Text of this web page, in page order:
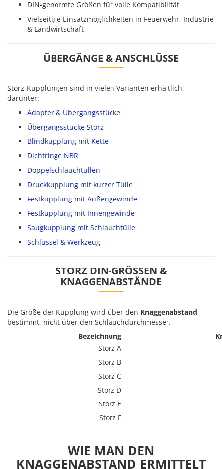
DIN-genormte Größen für volle Kompatibilität
Vielseitige Einsatzmöglichkeiten in Feuerwehr, Industrie
& Landwirtschaft
ÜBERGÄNGE & ANSCHLÜSSE
Storz-Kupplungen sind in vielen Varianten erhältlich,
darunter:
Adapter & Übergangsstücke
Übergangsstücke Storz
Blindkupplung mit Kette
Dichtringe NBR
Doppelschlauchtüllen
Druckkupplung mit kurzer Tülle
Festkupplung mit Außengewinde
Festkupplung mit Innengewinde
Saugkupplung mit Schlauchtülle
Schlüssel & Werkzeug
STORZ DIN-GRÖSSEN & K
NAGGENABSTÄNDE
Die Größe der Kupplung wird über den Knaggenabstand
bestimmt, nicht über den Schlauchdurchmesser.
Bezeichnung
Storz A
Storz B
Storz C
Storz D
Storz E
Storz F
WIE MAN DEN
KNAGGENABSTAND ERMITTELT